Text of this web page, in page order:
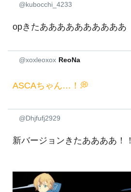
@kubocchi_4233
opきたああああああああああ
@xoxleoxox ReoNa
ASCAちゃん…！💭
@Dhjfufj2929
新バージョンきたああああ！！